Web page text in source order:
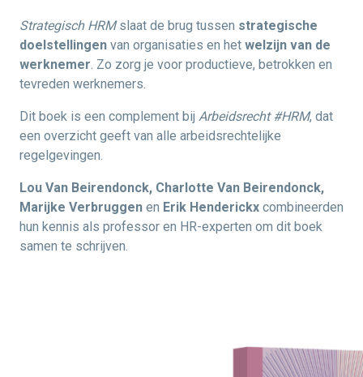
Strategisch HRMslaat de brug tussen strategische
doelstellingen van organisaties en het welzijn van de
werknemer. Zo zorg je voor productieve, betrokken en
tevreden werknemers.
Dit boek is een complement bij Arbeidsrecht #HRM, dat
een overzicht geeft van alle arbeidsrechtelijke
regelgevingen.
Lou Van Beirendonck, Charlotte Van Beirendonck,
Marijke Verbruggen en Erik Henderickx combineerden
hun kennis als professor en HR-experten om dit boek
samen te schrijven.